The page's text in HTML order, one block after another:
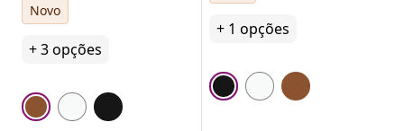
Novo
+3opções
+ 1 opções